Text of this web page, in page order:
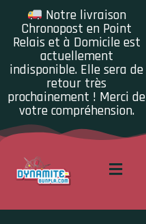
Notre livraison
Chronopost en Point
Relais et à Domicile est
actuellement
indisponible. Elle sera de
retour très
prochainement ! Merci de
votre compréhension.